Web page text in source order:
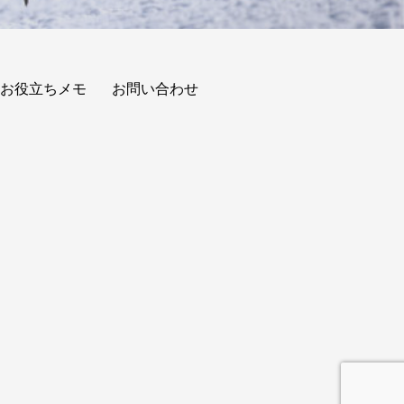
お役立ちメモ お問い合わせ